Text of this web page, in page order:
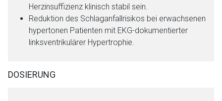
Herzinsuffizienz klinisch stabil sein.
Reduktion des Schlaganfallrisikos bei erwachsenen
hypertonen Patienten mit EKG-dokumentierter
linksventrikulärer Hypertrophie.
DOSIERUNG
Aufruf einer externen Seite
Der von Ihnen aufgerufene Link öffnet eine externe Web-
Seite. Für die Inhalte der externen Web-Seite ist deren
Datenschutzbestimmungen.